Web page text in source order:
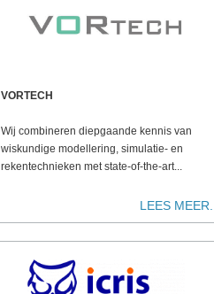
VORTECH
Wij combineren diepgaande kennis van
wiskundige modellering, simulatie- en
rekentechnieken met state-of-the-art...
LEES MEER...